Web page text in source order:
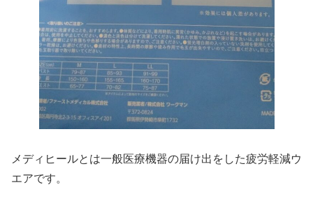
メディヒールとは一般医療機器の届け出をした疲労軽減ウ
エアです。